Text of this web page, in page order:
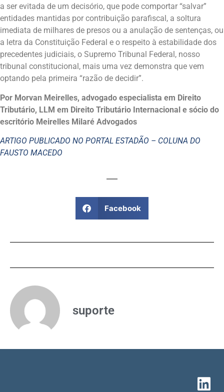
a ser evitada de um decisório, que pode comportar “salvar”
entidades mantidas por contribuição parafiscal, a soltura
imediata de milhares de presos ou a anulação de sentenças, ou
a letra da Constituição Federal e o respeito à estabilidade dos
precedentes judiciais, o Supremo Tribunal Federal, nosso
tribunal constitucional, mais uma vez demonstra que vem
optando pela primeira “razão de decidir”.
Por Morvan Meirelles, advogado especialista em Direito
Tributário, LLM em Direito Tributário Internacional e sócio do
escritório Meirelles Milaré Advogados
ARTIGO PUBLICADO NO PORTAL ESTADÃO – COLUNA DO
FAUSTO MACEDO
Facebook
suporte